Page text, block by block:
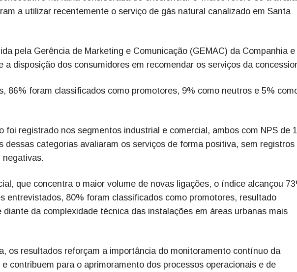
a utilizar recentemente o serviço de gás natural canalizado em Santa
pela Gerência de Marketing e Comunicação (GEMAC) da Companhia
a disposição dos consumidores em recomendar os serviços da
86% foram classificados como promotores, 9% como neutros e 5%
foi registrado nos segmentos industrial e comercial, ambos com NPS de
dessas categorias avaliaram os serviços de forma positiva, sem registros
negativas.
que concentra o maior volume de novas ligações, o índice alcançou
entrevistados, 80% foram classificados como promotores, resultado
diante da complexidade técnica das instalações em áreas urbanas mais
os resultados reforçam a importância do monitoramento contínuo da
contribuem para o aprimoramento dos processos operacionais e de